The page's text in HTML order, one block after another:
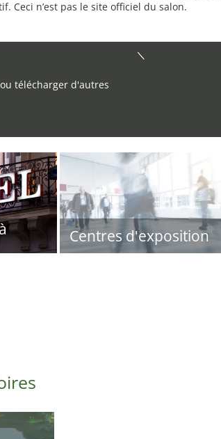
Ceci n’est pas le site officiel du salon.
télécharger d'autres
Centres d'exposition